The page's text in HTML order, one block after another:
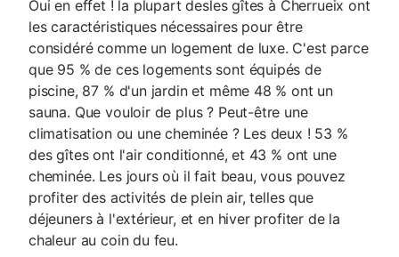
Oui en effet ! la plupart desles gîtes à Cherrueix ont
les caractéristiques nécessaires pour être
considéré comme un logement de luxe. C'est parce
que 95 % de ces logements sont équipés de
piscine, 87 % d'un jardin et même 48 % ont un
sauna. Que vouloir de plus ? Peut-être une
climatisation ou une cheminée ? Les deux ! 53 %
des gîtes ont l'air conditionné, et 43 % ont une
cheminée. Les jours où il fait beau, vous pouvez
profiter des activités de plein air, telles que
déjeuners à l'extérieur, et en hiver profiter de la
chaleur au coin du feu.